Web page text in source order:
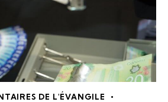
DE L'ÉVANGILE